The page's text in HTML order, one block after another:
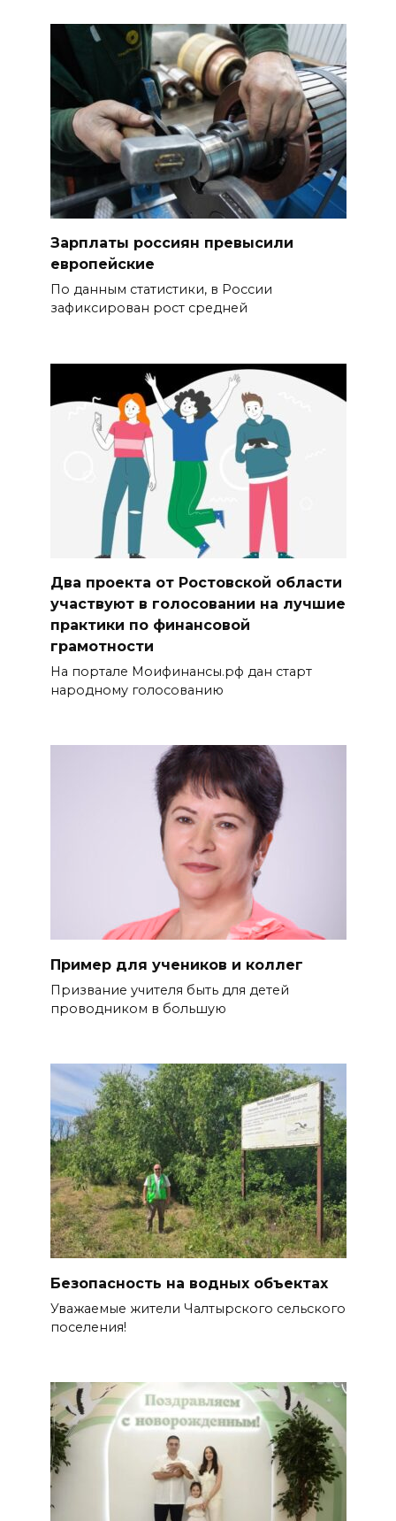
Зарплаты россиян превысили
европейские
По данным статистики, в России
зафиксирован рост средней
Два проекта от Ростовской области
участвуют в голосовании на лучшие
практики по финансовой
грамотности
На портале Моифинансы.рф дан старт
народному голосованию
Пример для учеников и коллег
Призвание учителя быть для де­тей
проводником в большую
Безопасность на водных объектах
Уважаемые жители Чалтырского сельского
поселения!